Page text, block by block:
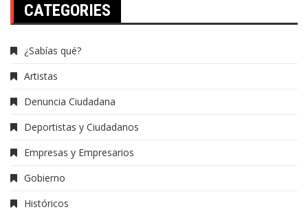
CATEGORIES
¿Sabías qué?
Artistas
Denuncia Ciudadana
Deportistas y Ciudadanos
Empresas y Empresarios
Gobierno
Históricos